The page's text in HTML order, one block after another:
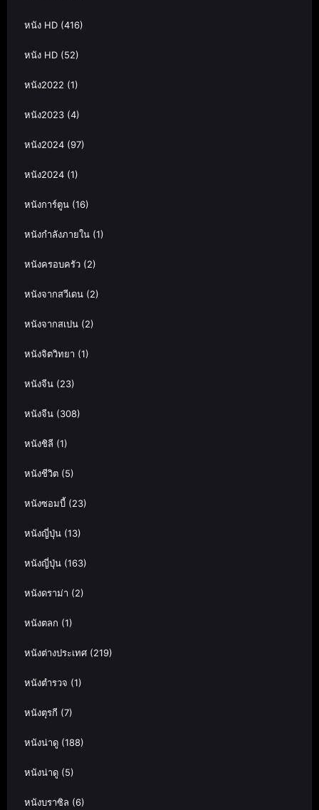
หนัง HD (416)
หนัง HD (52)
หนัง2022 (1)
หนัง2023 (4)
หนัง2024 (97)
หนัง2024 (1)
หนังการ์ตูน (16)
หนังกำลังภายใน (1)
หนังครอบครัว (2)
หนังจากสวีเดน (2)
หนังจากสเปน (2)
หนังจิตวิทยา (1)
หนังจีน (23)
หนังจีน (308)
หนังชิลี (1)
หนังชีวิต (5)
หนังซอมบี้ (23)
หนังญี่ปุ่น (13)
หนังญี่ปุ่น (163)
หนังดราม่า (2)
หนังตลก (1)
หนังต่างประเทศ (219)
หนังตำรวจ (1)
หนังตุรกี (7)
หนังน่าดู (188)
หนังน่าดู (5)
หนังบราซิล (6)